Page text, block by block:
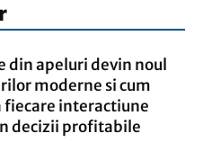
din apeluri devin noul
moderne si cum
interactiune
decizii profitabile